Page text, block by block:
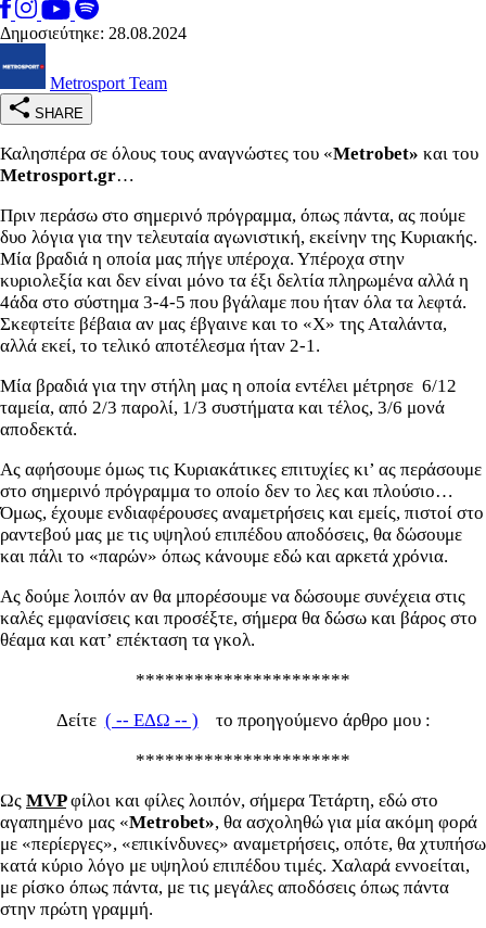
Δημοσιεύτηκε: 28.08.2024
Metrosport Team
SHARE
Καλησπέρα σε όλους τους αναγνώστες του «Metrobet» και του
Metrosport.gr…
Πριν περάσω στο σημερινό πρόγραμμα, όπως πάντα, ας πούμε
δυο λόγια για την τελευταία αγωνιστική, εκείνην της Κυριακής.
Μία βραδιά η οποία μας πήγε υπέροχα. Υπέροχα στην
κυριολεξία και δεν είναι μόνο τα έξι δελτία πληρωμένα αλλά η
4άδα στο σύστημα 3-4-5 που βγάλαμε που ήταν όλα τα λεφτά.
Σκεφτείτε βέβαια αν μας έβγαινε και το «Χ» της Αταλάντα,
αλλά εκεί, το τελικό αποτέλεσμα ήταν 2-1.
Μία βραδιά για την στήλη μας η οποία εντέλει μέτρησε 6/12
ταμεία, από 2/3 παρολί, 1/3 συστήματα και τέλος, 3/6 μονά
αποδεκτά.
Ας αφήσουμε όμως τις Κυριακάτικες επιτυχίες κι’ ας περάσουμε
στο σημερινό πρόγραμμα το οποίο δεν το λες και πλούσιο…
Όμως, έχουμε ενδιαφέρουσες αναμετρήσεις και εμείς, πιστοί στο
ραντεβού μας με τις υψηλού επιπέδου αποδόσεις, θα δώσουμε
και πάλι το «παρών» όπως κάνουμε εδώ και αρκετά χρόνια.
Ας δούμε λοιπόν αν θα μπορέσουμε να δώσουμε συνέχεια στις
καλές εμφανίσεις και προσέξτε, σήμερα θα δώσω και βάρος στο
θέαμα και κατ’ επέκταση τα γκολ.
**********************
Δείτε ( -- ΕΔΩ -- )
το προηγούμενο άρθρο μου :
**********************
Ως MVP φίλοι και φίλες λοιπόν, σήμερα Τετάρτη, εδώ στο
αγαπημένο μας «Metrobet», θα ασχοληθώ για μία ακόμη φορά
με «περίεργες», «επικίνδυνες» αναμετρήσεις, οπότε, θα χτυπήσω
κατά κύριο λόγο με υψηλού επιπέδου τιμές. Χαλαρά εννοείται,
με ρίσκο όπως πάντα, με τις μεγάλες αποδόσεις όπως πάντα
στην πρώτη γραμμή.